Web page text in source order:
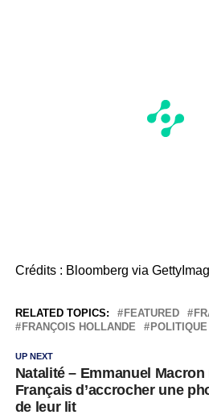
Crédits : Bloomberg via
RELATED TOPICS: FEATURED
FRANÇOIS HOLLANDE
POLITIQUE
UP NEXT
Natalité – Emmanuel
Français d’accrocher une
de leur lit